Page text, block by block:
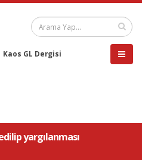
Kaos GL Dergisi
yargılanması